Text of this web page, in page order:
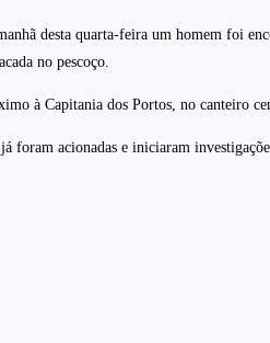
desta quarta-feira um homem foi
no pescoço.
à Capitania dos Portos, no canteiro
foram acionadas e iniciaram